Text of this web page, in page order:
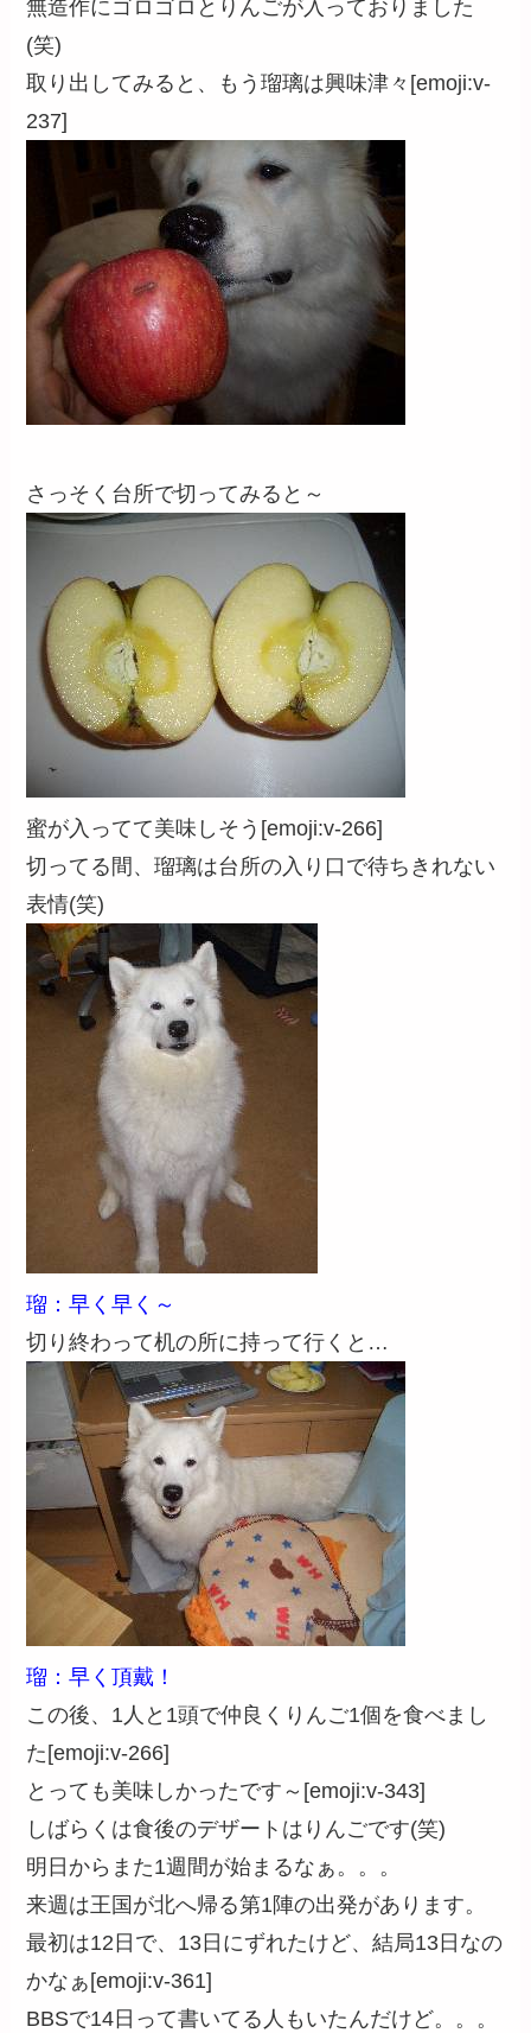
無造作にゴロゴロとりんごが入っておりました
(笑)
取り出してみると、もう瑠璃は興味津々[emoji:v-
237]
さっそく台所で切ってみると～
蜜が入ってて美味しそう[emoji:v-266]
切ってる間、瑠璃は台所の入り口で待ちきれない
表情(笑)
瑠：早く早く～
切り終わって机の所に持って行くと…
瑠：早く頂戴！
この後、1人と1頭で仲良くりんご1個を食べまし
た[emoji:v-266]
とっても美味しかったです～[emoji:v-343]
しばらくは食後のデザートはりんごです(笑)
明日からまた1週間が始まるなぁ。。。
来週は王国が北へ帰る第1陣の出発があります。
最初は12日で、13日にずれたけど、結局13日なの
かなぁ[emoji:v-361]
BBSで14日って書いてる人もいたんだけど。。。